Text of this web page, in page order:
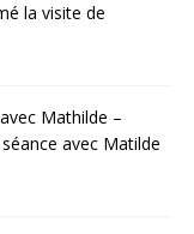
la visite de
Mathilde –
avec Matilde